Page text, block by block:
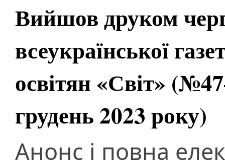
Вийшов друком
всеукраїнської
освітян «Світ»
грудень 2023 року)
Анонс і повна